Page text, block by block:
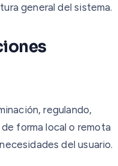
general del sistema.
regulando,
forma local o remota
del usuario.